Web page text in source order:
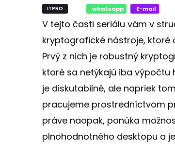
ITPRO whatsapp E-mail
V tejto časti seriálu vám v
kryptografické nástroje, ktoré
Prvý z nich je robustný
ktoré sa netýkajú iba výpočtu
je diskutabilné, ale napriek
pracujeme prostredníctvom
práve naopak, ponúka
plnohodnotného desktopu a